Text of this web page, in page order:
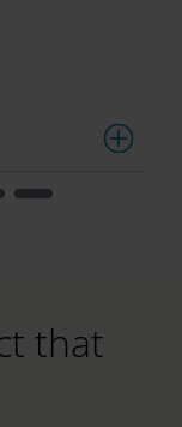
that